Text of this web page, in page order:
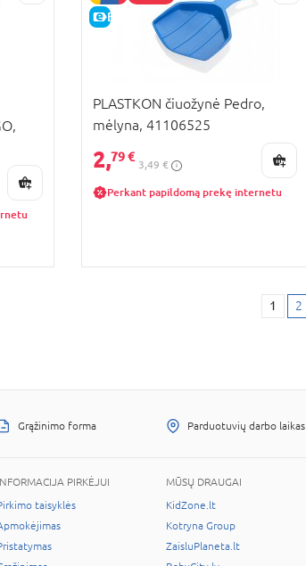
E-KAINA
PLASTKON čiuožynė Pedro,
mėlyna, 41106525
2,79 €
3,49 €
Perkant papildomą prekę internetu
1 2
Grąžinimo forma Parduotuvių darbo laikas
PIRKĖJUI
taisyklės
MŪSŲ DRAUGAI
KidZone.lt
Kotryna Group
ZaisluPlaneta.lt